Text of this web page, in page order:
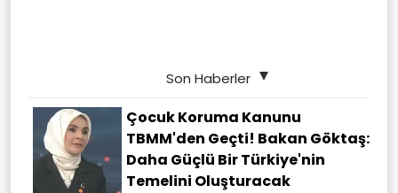
Son Haberler
Çocuk Koruma Kanunu
TBMM'den Geçti! Bakan Göktaş:
Daha Güçlü Bir Türkiye'nin
Temelini Oluşturacak